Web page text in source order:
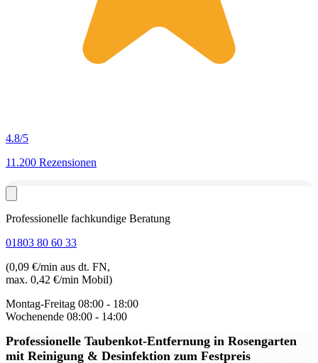
4.8/5
11.200 Rezensionen
Professionelle fachkundige Beratung
01803 80 60 33
(0,09 €/min aus dt. FN,
max. 0,42 €/min Mobil)
Montag-Freitag 08:00 - 18:00
Wochenende 08:00 - 14:00
Professionelle Taubenkot-Entfernung in Rosengarten
mit Reinigung & Desinfektion zum Festpreis